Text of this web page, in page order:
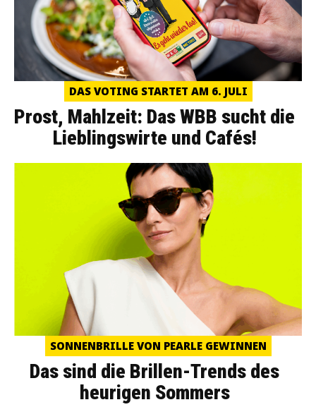
DAS VOTING STARTET AM 6. JULI
Prost, Mahlzeit: Das WBB sucht die
Lieblingswirte und Cafés!
SONNENBRILLE VON PEARLE GEWINNEN
Das sind die Brillen-Trends des
heurigen Sommers